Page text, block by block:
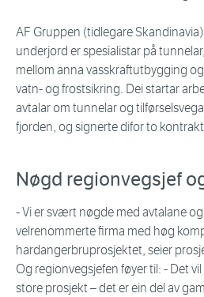
AF Gruppen (tidlegare
underjord er spesialistar på
mellom anna vasskraftutbygging
vatn- og frostsikring. Dei startar
avtalar om tunnelar og
fjorden, og signerte difor to
Nøgd regionvegsjef
- Vi er svært nøgde med avtalane
velrenommerte firma med høg
hardangerbruprosjektet, seier
Og regionvegsjefen føyer til: - Det
store prosjekt – det er ein del av